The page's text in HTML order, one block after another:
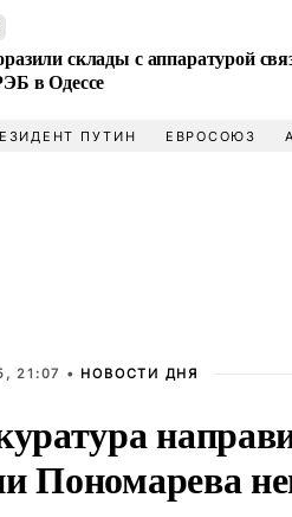
склады с аппаратурой
в Одессе
ПУТИН ЕВРОСОЮЗ
21:07 • НОВОСТИ ДНЯ
Пономарева